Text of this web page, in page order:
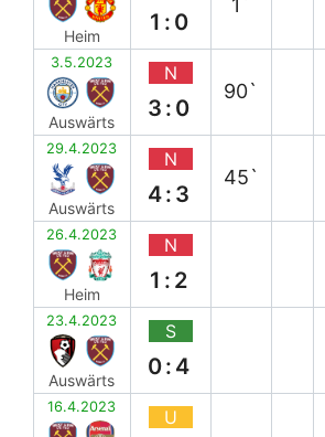
Heim
1:0
1`
3.5.2023
Auswärts
N
3:0
90`
29.4.2023
Auswärts
N
4:3
45`
26.4.2023
Heim
N
1:2
23.4.2023
Auswärts
S
0:4
16.4.2023 U